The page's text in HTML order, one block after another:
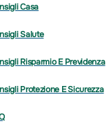
Casa
Salute
Risparmio E Previdenza
Protezione E Sicurezza